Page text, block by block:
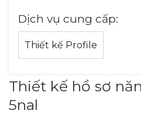
Dịch vụ cung cấp:
Thiết kế Profile
Thiết kế hồ sơ
5nal